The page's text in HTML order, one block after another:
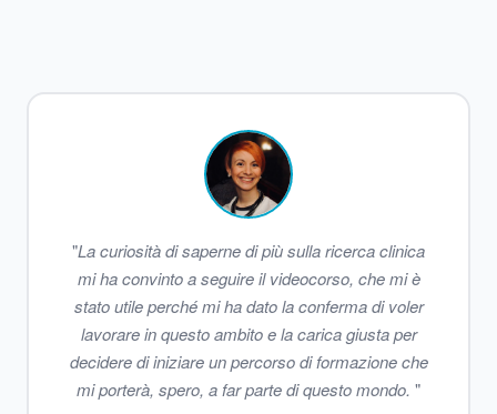
"La curiosità di saperne di più sulla ricerca clinica
mi ha convinto a seguire il videocorso, che mi è
stato utile perché mi ha dato la conferma di voler
lavorare in questo ambito e la carica giusta per
decidere di iniziare un percorso di formazione che
mi porterà, spero, a far parte di questo mondo. "